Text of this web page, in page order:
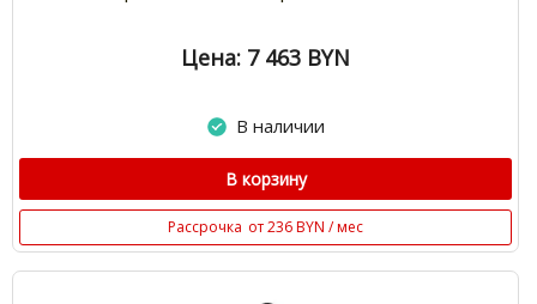
Цена: 7 463 BYN
В наличии
В корзину
Рассрочка от 236 BYN / мес